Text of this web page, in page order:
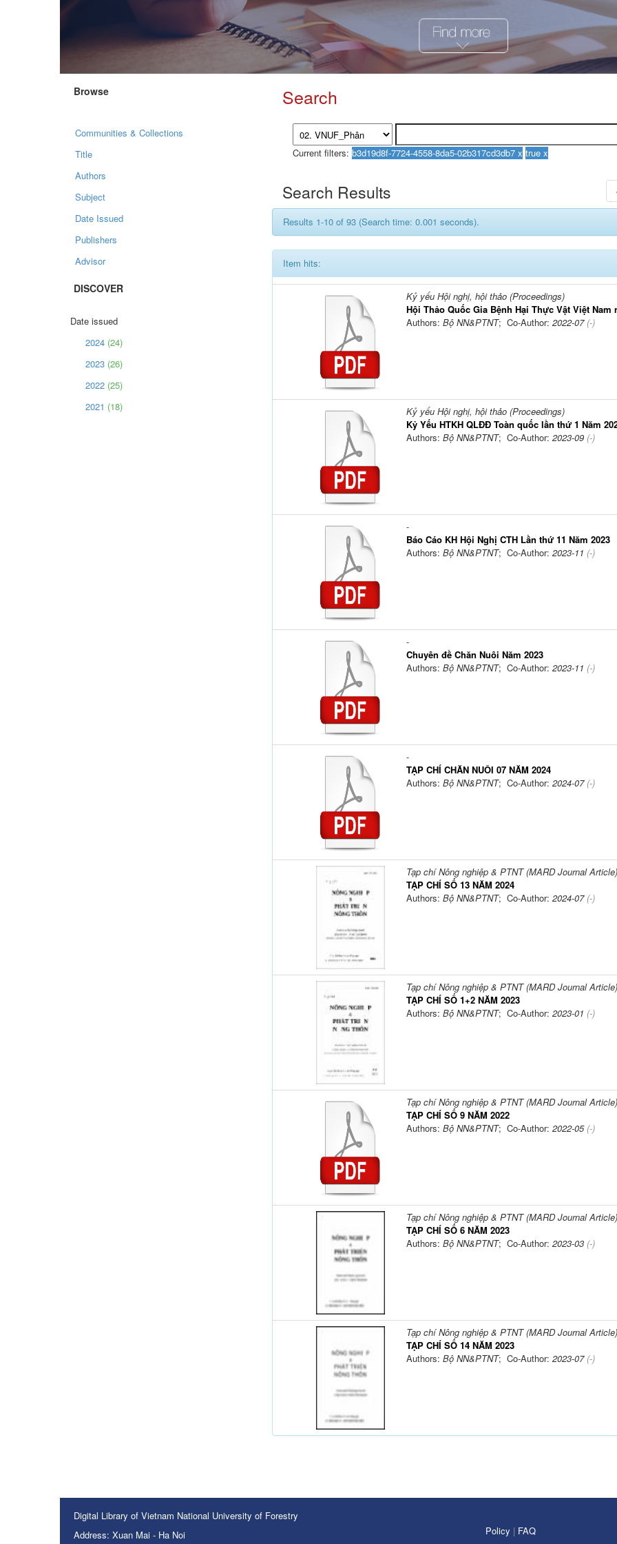
Browse
Communities & Collections
Title
Authors
Subject
Date Issued
Publishers
Advisor
DISCOVER
Date issued
2024 (24)
2023 (26)
2022 (25)
2021 (18)
Search
Current filters:
Search Results
Results 1-10 of 93 (Search time: 0.001 seconds).
Item hits:
Kỷ yếu Hội nghị, hội thảo (Proceedings)
Hội Thảo Quốc Gia Bệnh Hại Thực Vật Việt Nam
Authors: Bộ NN&PTNT; Co-Author: 2022-07(-)
Kỷ yếu Hội nghị, hội thảo (Proceedings)
Kỷ Yếu HTKH QLĐĐ Toàn quốc lần thứ 1 Năm
Authors: Bộ NN&PTNT; Co-Author: 2023-09(-)
-
Báo Cáo KH Hội Nghị CTH Lần thứ 11 Năm 2023
Authors: Bộ NN&PTNT; Co-Author: 2023-11 (-)
-
Chuyên đề Chăn Nuôi Năm 2023
Authors: Bộ NN&PTNT; Co-Author: 2023-11 (-)
-
TẠP CHÍ CHĂN NUÔI 07 NĂM 2024
Authors: Bộ NN&PTNT; Co-Author: 2024-07(-)
Tạp chí Nông nghiệp & PTNT (MARD Journal Article)
TẠP CHÍ SỐ 13 NĂM 2024
Authors: Bộ NN&PTNT; Co-Author: 2024-07(-)
Tạp chí Nông nghiệp & PTNT (MARD Journal Article)
TẠP CHÍ SỐ 1+2 NĂM 2023
Authors: Bộ NN&PTNT; Co-Author: 2023-01 (-)
Tạp chí Nông nghiệp & PTNT (MARD Journal Article)
TẠP CHÍ SỐ 9 NĂM 2022
Authors: Bộ NN&PTNT; Co-Author: 2022-05(-)
Tạp chí Nông nghiệp & PTNT (MARD Journal Article)
TẠP CHÍ SỐ 6 NĂM 2023
Authors: Bộ NN&PTNT; Co-Author: 2023-03(-)
Tạp chí Nông nghiệp & PTNT (MARD Journal Article)
TẠP CHÍ SỐ 14 NĂM 2023
Authors: Bộ NN&PTNT; Co-Author: 2023-07(-)
Digital Library of Vietnam National University of Forestry
Address: Xuan Mai - Ha Noi
Policy | FAQ